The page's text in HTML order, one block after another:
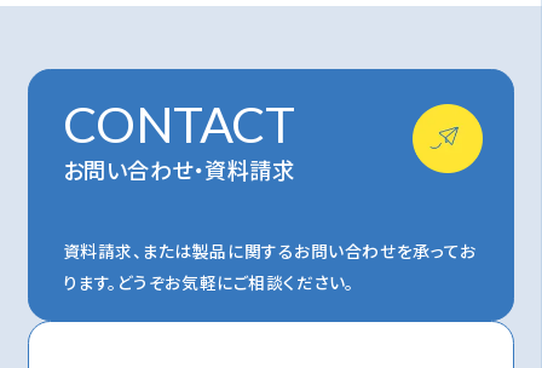
CONTACT
お問い合わせ・資料請求
資料請求、または製品に関するお問い合わせを承ってお
ります。 どうぞお気軽にご相談ください。